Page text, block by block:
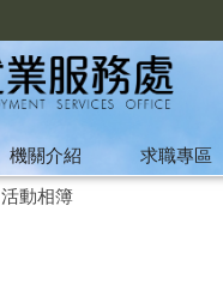
機關介紹 求職專區
活動相簿